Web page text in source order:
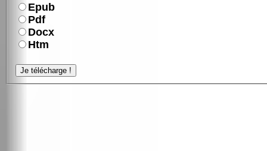
Epub
Pdf
Docx
Htm